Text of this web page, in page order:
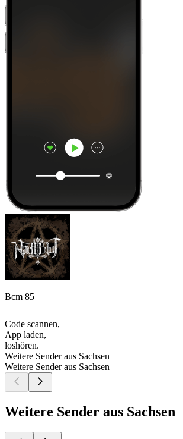
Bcm 85
Code scannen,
App laden,
loshören.
Weitere Sender aus Sachsen
Weitere Sender aus Sachsen
Weitere Sender aus Sachsen